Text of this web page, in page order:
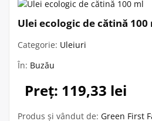
Ulei ecologic de cătină 100
Categorie: Uleiuri
În: Buzău
Preț: 119,33 lei
Produs și vândut de: Green First